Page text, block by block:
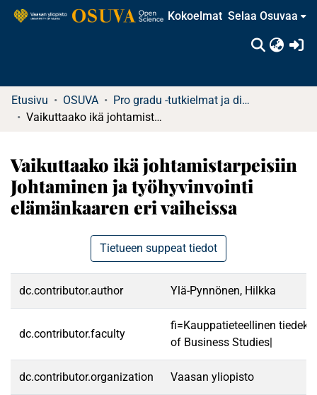
Kokoelmat Selaa Osuvaa
Etusivu OSUVA
Pro gradu -tutkielmat ja diplomityöt
Vaikuttaako ikä johtamistarpeisiin Johtaminen ja työhyvinvointi elämänkaaren eri vaiheissa
Vaikuttaako ikä johtamistarpeisiin
Johtaminen ja työhyvinvointi
elämänkaaren eri vaiheissa
Tietueen suppeat tiedot
dc.contributor.author Ylä-Pynnönen, Hilkka
dc.contributor.faculty
fi=Kauppatieteellinen
of Business Studies|
dc.contributor.organization Vaasan yliopisto